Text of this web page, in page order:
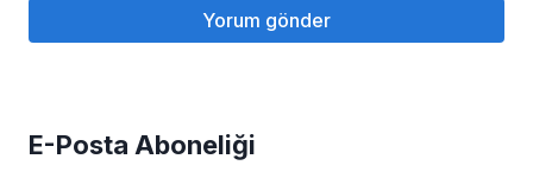
E-Posta Aboneliği